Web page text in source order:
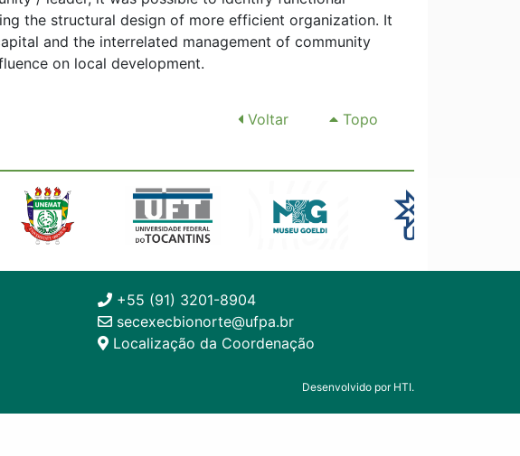
the structural design of more efficient organization. It
and the interrelated management of community
on local development.
Voltar Topo
+55 (91) 3201-8904
secexecbionorte@ufpa.br
Localização da Coordenação
Desenvolvido por HTI.